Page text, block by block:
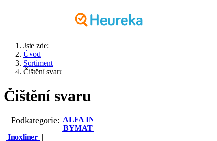
Jste zde:
Úvod
Sortiment
Čištění svaru
Čištění svaru
Podkategorie: ALFA IN |
BYMAT |
Inoxliner |